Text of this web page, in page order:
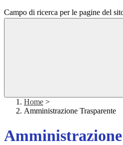
Campo di ricerca per le pagine del
Home >
Amministrazione Trasparente